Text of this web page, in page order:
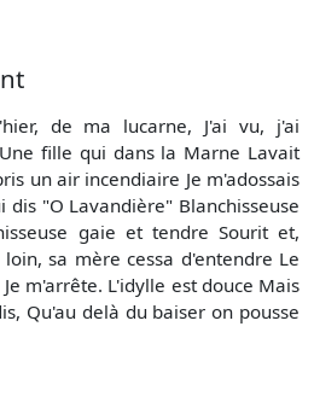
de ma lucarne, J'ai vu, j'ai
fille qui dans la Marne Lavait
un air incendiaire Je m'adossais
"O Lavandière" Blanchisseuse
gaie et tendre Sourit et,
sa mère cessa d'entendre Le
m'arrête. L'idylle est douce Mais
Qu'au delà du baiser on pousse